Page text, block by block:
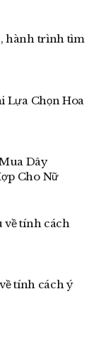
hành trình tìm
Lựa Chọn Hoa
Dây
Cho Nữ
về tính cách
tính cách ý